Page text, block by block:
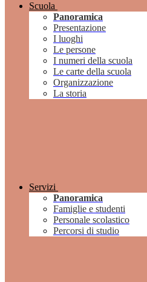
Scuola
Panoramica
Presentazione
I luoghi
Le persone
I numeri della scuola
Le carte della scuola
Organizzazione
La storia
Servizi
Panoramica
Famiglie e studenti
Personale scolastico
Percorsi di studio